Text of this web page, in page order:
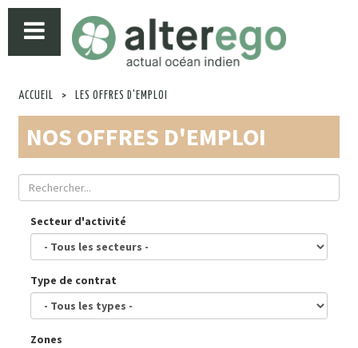
ACCUEIL > LES OFFRES D'EMPLOI
NOS OFFRES D'EMPLOI
Secteur d'activité
Type de contrat
Zones